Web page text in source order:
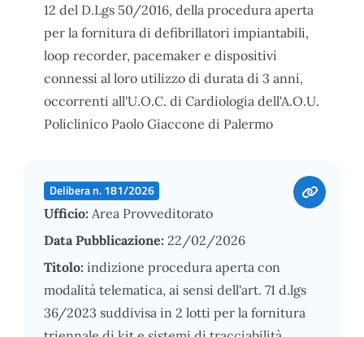
12 del D.Lgs 50/2016, della procedura aperta
per la fornitura di defibrillatori impiantabili,
loop recorder, pacemaker e dispositivi
connessi al loro utilizzo di durata di 3 anni,
occorrenti all'U.O.C. di Cardiologia dell'A.O.U.
Policlinico Paolo Giaccone di Palermo
Delibera n. 181/2026
Ufficio: Area Provveditorato
Data Pubblicazione: 22/02/2026
Titolo: indizione procedura aperta con
modalità telematica, ai sensi dell'art. 71 d.lgs
36/2023 suddivisa in 2 lotti per la fornitura